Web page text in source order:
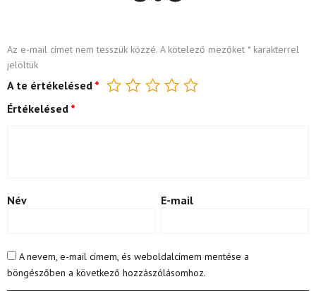
Az e-mail címet nem tesszük közzé. A kötelező mezőket *karakterrel
jelöltük
A te értékelésed *
Értékelésed *
Név E-mail
A nevem, e-mail címem, és weboldalcímem mentése a
böngészőben a következő hozzászólásomhoz.